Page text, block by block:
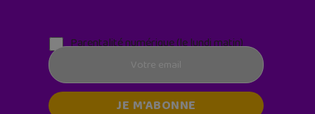
Parentalité numérique (le lundi matin)